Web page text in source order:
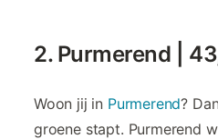
2. Purmerend |
Woon jij in Purmerend?
groene stapt. Purmerend